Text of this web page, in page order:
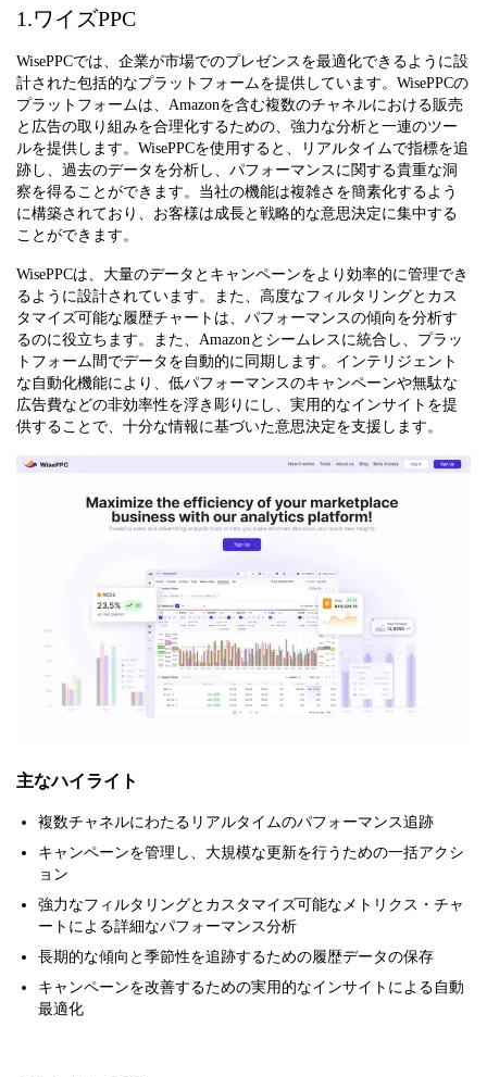
1.ワイズPPC
WisePPCでは、企業が市場でのプレゼンスを最適化できるように設
計された包括的なプラットフォームを提供しています。WisePPCの
プラットフォームは、Amazonを含む複数のチャネルにおける販売
と広告の取り組みを合理化するための、強力な分析と一連のツー
ルを提供します。WisePPCを使用すると、リアルタイムで指標を追
跡し、過去のデータを分析し、パフォーマンスに関する貴重な洞
察を得ることができます。当社の機能は複雑さを簡素化するよう
に構築されており、お客様は成長と戦略的な意思決定に集中する
ことができます。
WisePPCは、大量のデータとキャンペーンをより効率的に管理でき
るように設計されています。また、高度なフィルタリングとカス
タマイズ可能な履歴チャートは、パフォーマンスの傾向を分析す
るのに役立ちます。また、Amazonとシームレスに統合し、プラッ
トフォーム間でデータを自動的に同期します。インテリジェント
な自動化機能により、低パフォーマンスのキャンペーンや無駄な
広告費などの非効率性を浮き彫りにし、実用的なインサイトを提
供することで、十分な情報に基づいた意思決定を支援します。
主なハイライト
複数チャネルにわたるリアルタイムのパフォーマンス追跡
キャンペーンを管理し、大規模な更新を行うための一括アクシ
ョン
強力なフィルタリングとカスタマイズ可能なメトリクス・チャ
ートによる詳細なパフォーマンス分析
長期的な傾向と季節性を追跡するための履歴データの保存
キャンペーンを改善するための実用的なインサイトによる自動
最適化